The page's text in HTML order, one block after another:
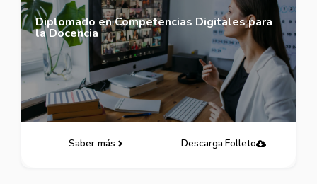
Diplomado en Competencias Digitales para
la Docencia
Saber más Descarga Folleto